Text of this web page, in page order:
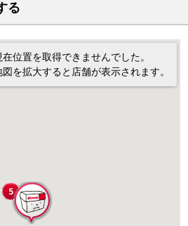
る
在位置を取得できませんでした。
図を拡大すると店舗が表示されます。